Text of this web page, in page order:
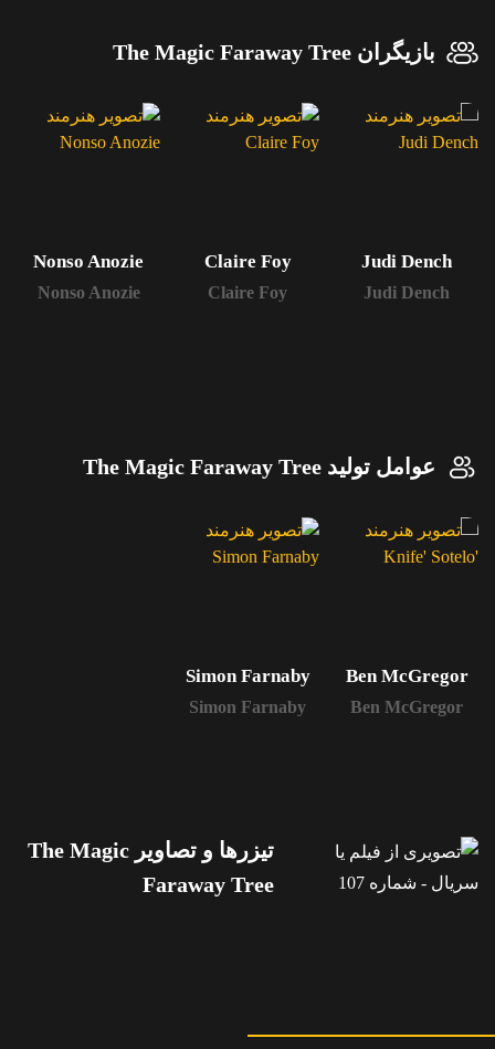
بازیگران The Magic Faraway Tree
Judi Dench
Judi Dench
Claire Foy
Claire Foy
Nonso Anozie
Nonso Anozie
عوامل تولید The Magic Faraway Tree
Ben McGregor
Ben McGregor
Simon Farnaby
Simon Farnaby
تیزرها و تصاویر The Magic
Faraway Tree